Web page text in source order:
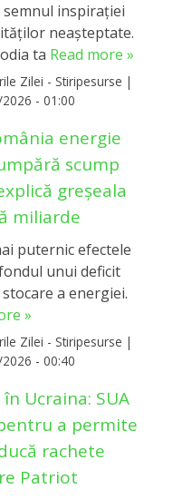
semnul inspirației
neașteptate.
ta Read more »
Zilei - Stiripesurse |
- 01:00
energie
scump
greșeala
miliarde
puternic efectele
unui deficit
a energiei.
»
Zilei - Stiripesurse |
- 00:40
în Ucraina: SUA
a permite
rachete
Patriot